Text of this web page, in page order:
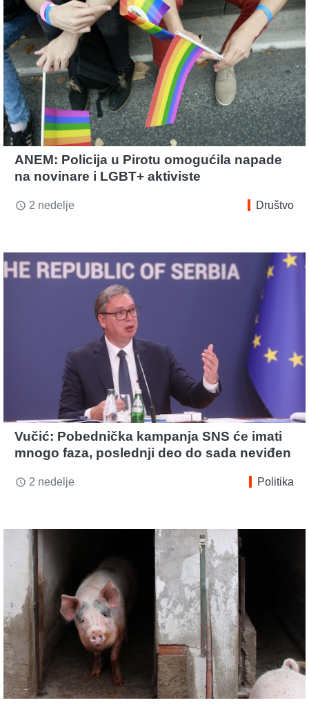
ANEM: Policija u Pirotu omogućila napade
na novinare i LGBT+ aktiviste
access_time 2 nedelje Društvo
Vučić: Pobednička kampanja SNS će imati
mnogo faza, poslednji deo do sada neviđen
access_time 2 nedelje Politika